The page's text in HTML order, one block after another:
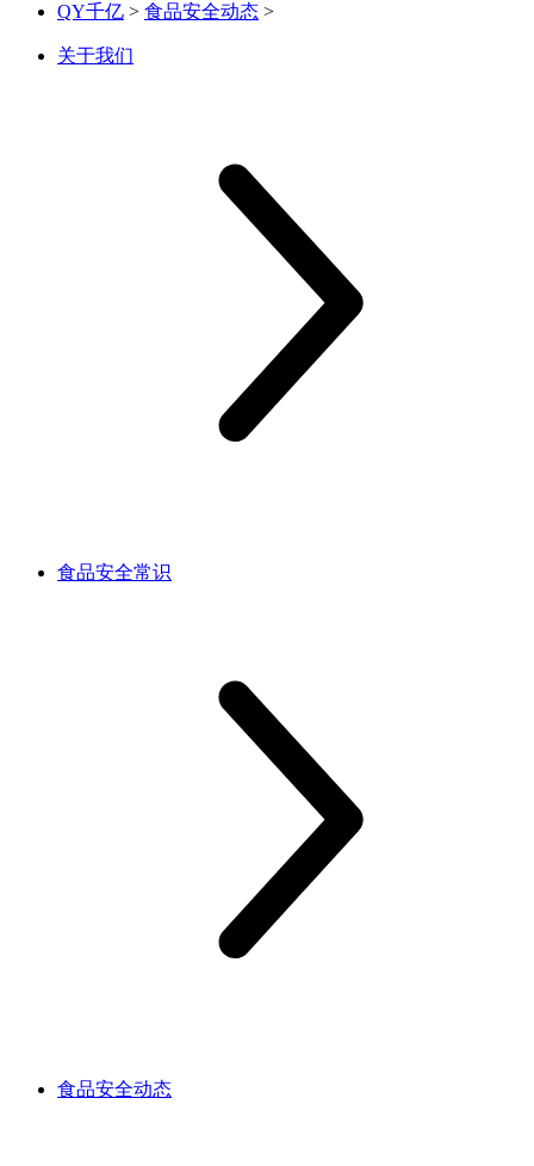
QY千亿 > 食品安全动态 >
关于我们
食品安全常识
食品安全动态